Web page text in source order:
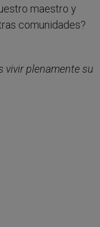
maestro y
comunidades?
vivir plenamente su